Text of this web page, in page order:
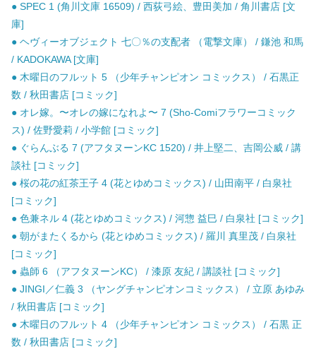
● SPEC 1 (角川文庫 16509) / 西荻弓絵、豊田美加 / 角川書店 [文
庫]
● ヘヴィーオブジェクト 七〇％の支配者 （電撃文庫） / 鎌池 和馬
/ KADOKAWA [文庫]
● 木曜日のフルット 5 （少年チャンピオン コミックス） / 石黒正
数 / 秋田書店 [コミック]
● オレ嫁。〜オレの嫁になれよ〜 7 (Sho-Comiフラワーコミック
ス) / 佐野愛莉 / 小学館 [コミック]
● ぐらんぶる 7 (アフタヌーンKC 1520) / 井上堅二、吉岡公威 / 講
談社 [コミック]
● 桜の花の紅茶王子 4 (花とゆめコミックス) / 山田南平 / 白泉社
[コミック]
● 色兼ネル 4 (花とゆめコミックス) / 河惣 益巳 / 白泉社 [コミック]
● 朝がまたくるから (花とゆめコミックス) / 羅川 真里茂 / 白泉社
[コミック]
● 蟲師 6 （アフタヌーンKC） / 漆原 友紀 / 講談社 [コミック]
● JINGI／仁義 3 （ヤングチャンピオンコミックス） / 立原 あゆみ
/ 秋田書店 [コミック]
● 木曜日のフルット 4 （少年チャンピオン コミックス） / 石黒 正
数 / 秋田書店 [コミック]